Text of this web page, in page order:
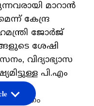
മാറാന്‍
കേന്ദ്ര
ജോര്‍ജ്
ശേഷി
വിദ്യാഭ്യാസ
പി.എം